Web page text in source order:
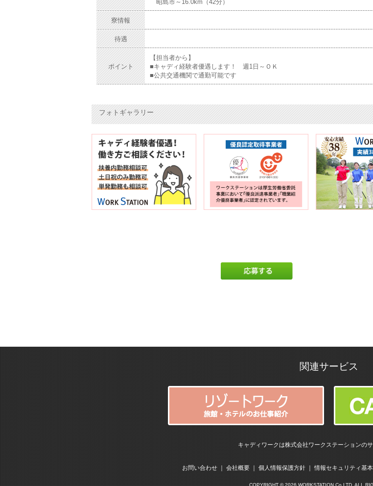
昭島市～16.0km（42分）
寮情報
待遇
ポイント
【担当者から】
■キャディ経験者優遇します！ 週1日～ＯＫ
■公共交通機関で通勤可能です
フォトギャラリー
関連サービス
キャディワークは株式会社ワークステーションの
お問い合わせ｜会社概要｜個人情報保護方針｜情報セキュリティ基